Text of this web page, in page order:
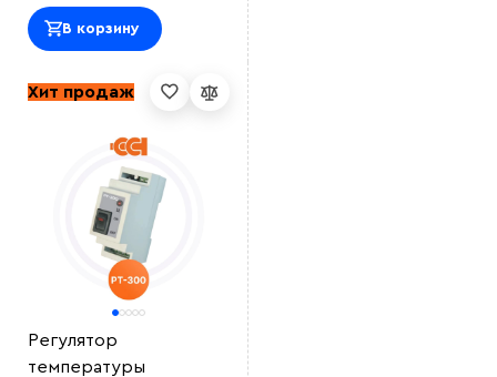
В корзину
Хит продаж
Регулятор
температуры